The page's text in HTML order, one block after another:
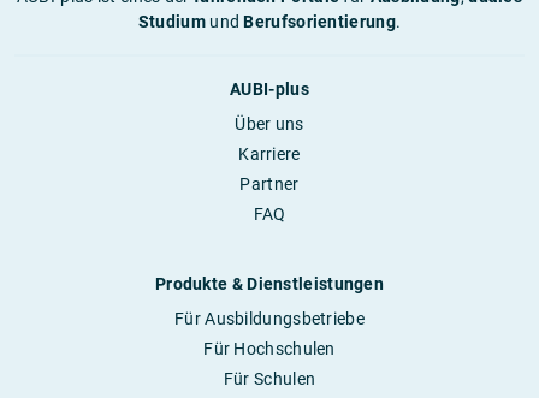
StudiumundBerufsorientierung.
AUBI-plus
Über uns
Karriere
Partner
FAQ
Produkte & Dienstleistungen
Für Ausbildungsbetriebe
Für Hochschulen
Für Schulen